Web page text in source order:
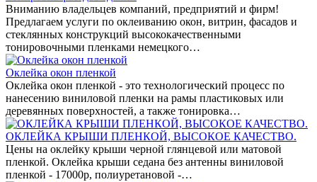
Вниманию владельцев компаний, предприятий и фирм!
Предлагаем услуги по оклеиванию окон, витрин, фасадов и
стеклянных конструкций высококачественными
тонировочными пленками немецкого…
Оклейка окон пленкой
Оклейка окон пленкой - это технологический процесс по
нанесению виниловой пленки на рамы пластиковых или
деревянных поверхностей, а также тонировка…
ОКЛЕЙКА КРЫШИ ПЛЕНКОЙ, ВЫСОКОЕ КАЧЕСТВО.
Цены на оклейку крыши черной глянцевой или матовой
пленкой. Оклейка крыши седана без антенны виниловой
пленкой - 17000р, полиуретановой -…